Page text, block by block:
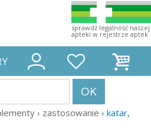
sprawdź legalność naszej
apteki w rejestrze aptek
OK
› zastosowanie › katar,